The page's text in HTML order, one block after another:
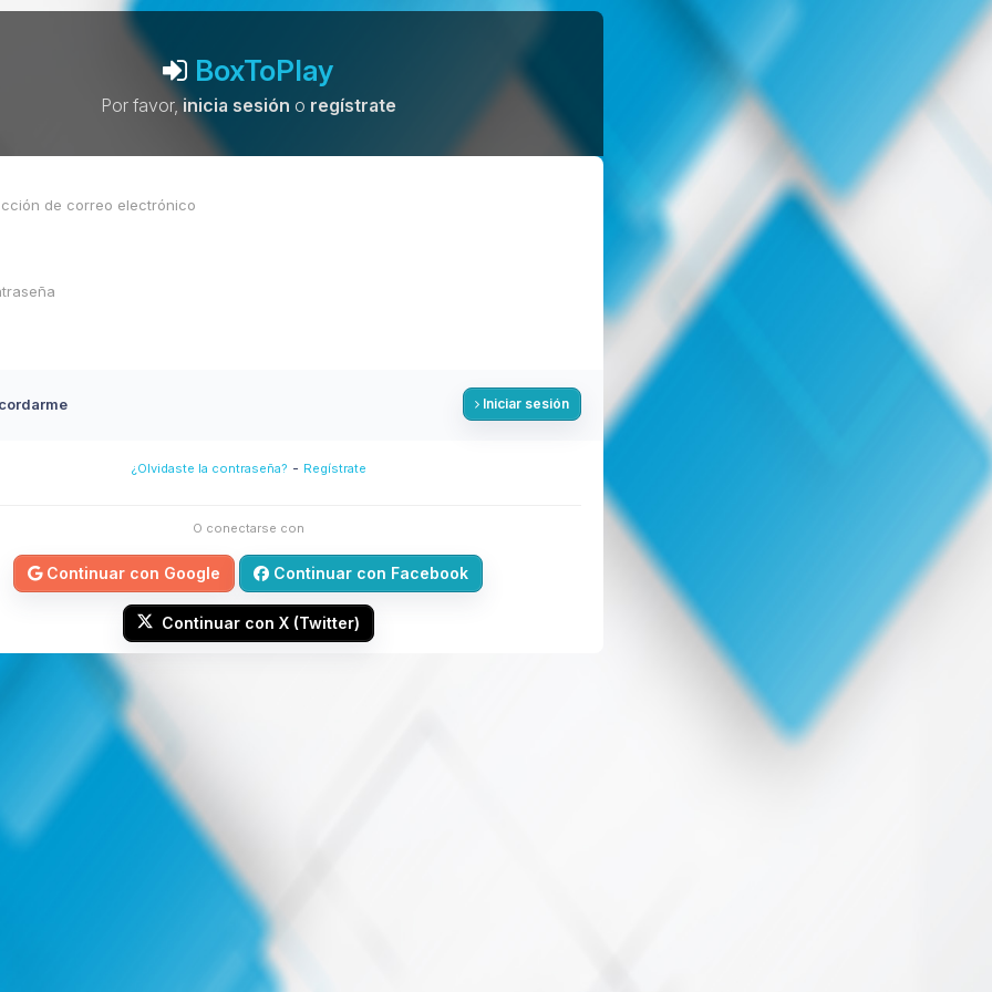
BoxToPlay
Por favor,inicia sesión o regístrate
Iniciar sesión
¿Olvidaste la contraseña? - Regístrate
O conectarse con
Continuar con Google Continuar con Facebook
Continuar con X (Twitter)